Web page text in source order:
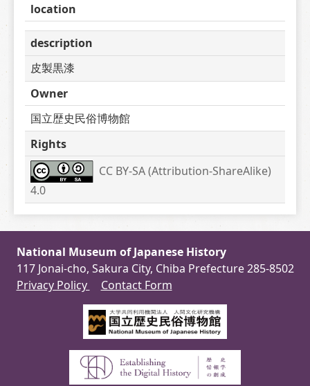
location
description
皮製黒漆
Owner
国立歴史民俗博物館
Rights
CC BY-SA (Attribution-ShareAlike)
4.0
National Museum of Japanese History
117 Jonai-cho, Sakura City, Chiba Prefecture 285-8502
Privacy Policy
Contact Form